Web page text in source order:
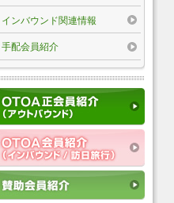
インバウンド関連情報
手配会員紹介